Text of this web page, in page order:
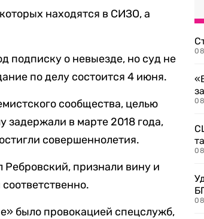
находятся в СИЗО, а
подписку о невыезде, но суд не
по делу состоится 4 июня.
сообщества, целью
задержали в марте 2018 года,
совершеннолетия.
Ребровский, признали вину и
было провокацией спецслужб,